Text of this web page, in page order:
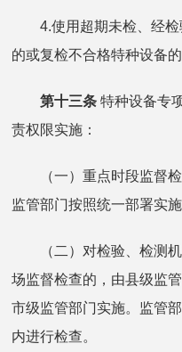
4.使用超期未检、经检
的或复检不合格特种设备的
第十三条 特种设备专
责权限实施：
（一）重点时段监督检
监管部门按照统一部署实施
（二）对检验、检测机
场监督检查的，由县级监
市级监管部门实施。监管
内进行检查。